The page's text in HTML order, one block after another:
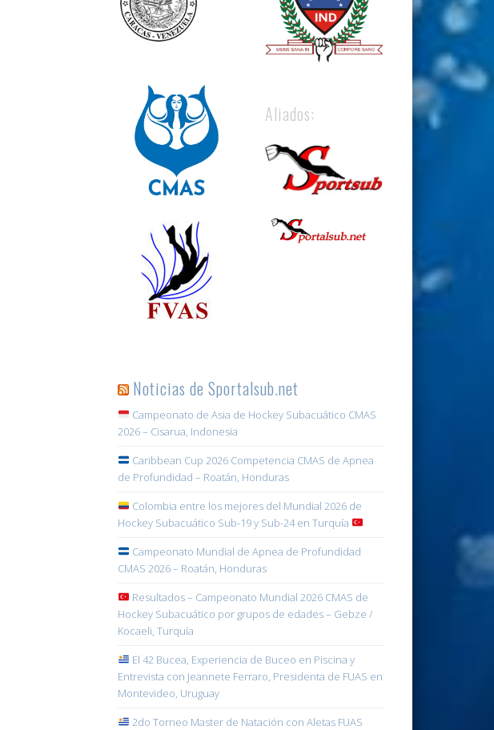
Aliados:
Noticias de Sportalsub.net
Campeonato de Asia de Hockey Subacuático CMAS
2026 – Cisarua, Indonesia
Caribbean Cup 2026 Competencia CMAS de Apnea
de Profundidad – Roatán, Honduras
Colombia entre los mejores del Mundial 2026 de
Hockey Subacuático Sub-19 y Sub-24 en Turquía
Campeonato Mundial de Apnea de Profundidad
CMAS 2026 – Roatán, Honduras
Resultados – Campeonato Mundial 2026 CMAS de
Hockey Subacuático por grupos de edades – Gebze /
Kocaeli, Turquía
El 42 Bucea, Experiencia de Buceo en Piscina y
Entrevista con Jeannete Ferraro, Presidenta de FUAS en
Montevideo, Uruguay
2do Torneo Master de Natación con Aletas FUAS